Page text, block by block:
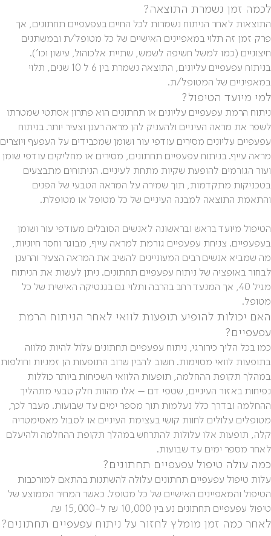
לכמה זמן נשמרת התוצאה?
התוצאות לאחר הניתוח נשמרות לכל החיים בעפעפיים תחתונים, אך
פרק זמן זה תלוי במאפיינים האישיים של כל מטופל/ת ובמשתנים
חיצוניים (כמו למשל חשיפה לשמש, שתיית אלכוהול, עישון וכו').
בניתוח עפעפיים עליונים, התוצאה נשמרת בין 6 ל 10 שנים, תלוי
במאפיניים של המטופל/ת.
למי מיועד הטיפול?
ניתוח הרמת עפעפיים עליונים או תחתונים הוא פתרון אסתטי שמטרתו
לשפר את מראה העיניים ולהעניק להן מראה רענן וצעיר יותר. בניתוח
עפעפיים עליונים מסירים עודפי עור ושומן שמכבידים על העפעף ויוצרים
מראה עייף. בניתוח עפעפיים תחתונים, מסירים או מחליקים עודפי שומן
ועור הגורמים להופעת שקיות מתחת לעיניים. הניתוחים מתבצעים
בטכניקות מתקדמות, תוך שמירה על המראה הטבעי של הפנים
והתאמת התוצאה למבנה העיניים של כל מטופל או מטופלת.
הטיפול מיועד בראש ובראשונה לאנשים הסובלים מעודפי עור ושומן
בעפעפיים. צניחת עפעפיים גורמת למראה עייף, מבוגר וחסר חיוניות,
מה שמביא אנשים רבים המעוניינים להשיב את המראה הצעיר והרענן
לבחור באופציה של ניתוח עפעפיים תחתונים. ניתן לעשות את הניתוח
מגיל 40, אך המנעד רחב בהרבה ותלוי גם בגנטיקה האישית של כל
מטופל.
האם יכולות להופיע תופעות לוואי לאחר הניתוח הרמת
עפעפיים?
כמו בכל הליך כירורגי, ניתוח עפעפיים תחתונים עלול להיות מלווה
בתופעות לוואי מסוימות. חשוב להבין שרוב התופעות הן זמניות וחולפות
במהלך תקופת ההחלמה, תופעות הלוואי השכיחות ביותר כוללות
נפיחות באזור העיניים, שטפי דם – אלו מהוות חלק טבעי מתהליך
ההחלמה ובדרך כלל נעלמות תוך מספר ימים עד שבועות. מעבר לכך,
מטופלים עלולים לחוות קושי בעצימת העיניים או לסבול מאסימטריה
קלה, תופעות אלו עלולות להתרחש במהלך תקופת ההחלמה ולהיעלם
לאחר מספר ימים עד שבועות.
כמה עולה טיפול עפעפיים תחתונים?
עלות טיפול עפעפיים תחתונים עלולה להשתנות בהתאם למורכבות
הטיפול והמאפיינים האישיים של כל מטופל. כאשר המחיר הממוצע של
טיפול עפעפיים תחתונים נע בין 10,000 ₪ ל-15,000 ₪.
לאחר כמה זמן מומלץ לחזור על ניתוח עפעפיים תחתונים?